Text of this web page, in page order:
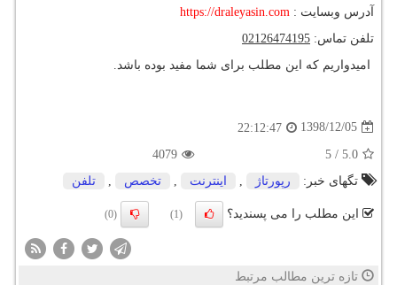
آدرس وبسایت : https://draleyasin.com
تلفن تماس: 02126474195
امیدواریم که این مطلب برای شما مفید بوده باشد.
1398/12/05
22:12:47
5.0
/
5
4079
تگهای خبر:
رپورتاژ اینترنت تخصص تلفن
این مطلب را می پسندید؟ (1)
(0)
تازه ترین مطالب مرتبط